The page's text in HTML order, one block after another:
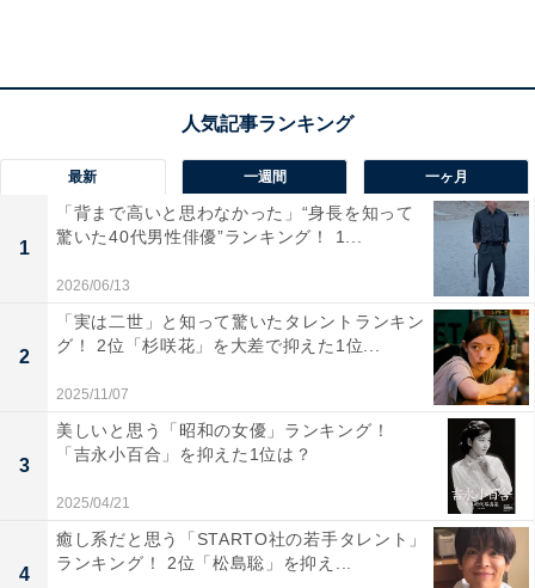
ど、料理の腕前に憧れるといった声が寄せられました。
最新 一週間 一ヶ月
1
「背まで高いと思わなかった」“身長を知って
驚いた40代男性俳優”ランキング！ 1...
2026/06/13
2
「実は二世」と知って驚いたタレントランキン
グ！ 2位「杉咲花」を大差で抑えた1位...
2025/11/07
3
美しいと思う「昭和の女優」ランキング！
「吉永小百合」を抑えた1位は？
2025/04/21
4
癒し系だと思う「STARTO社の若手タレント」
ランキング！ 2位「松島聡」を抑え...